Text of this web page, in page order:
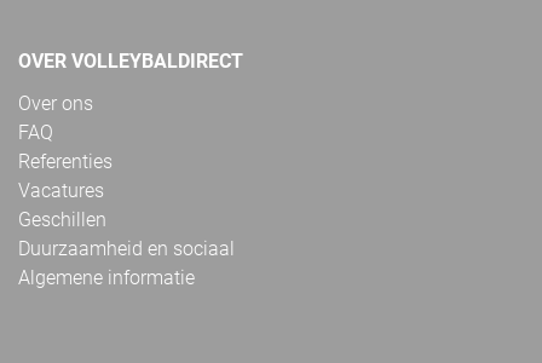
OVER VOLLEYBALDIRECT
Over ons
FAQ
Referenties
Vacatures
Geschillen
Duurzaamheid en sociaal
Algemene informatie